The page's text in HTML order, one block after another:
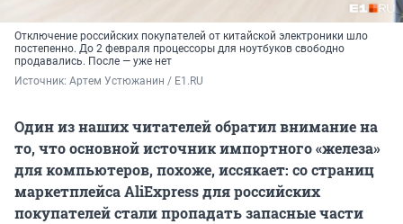
Отключение российских покупателей от китайской электроники шло
постепенно. До 2 февраля процессоры для ноутбуков свободно
продавались. После — уже нет
Источник: Артем Устюжанин / E1.RU
Один из наших читателей обратил внимание на
то, что основной источник импортного «железа»
для компьютеров, похоже, иссякает: со страниц
маркетплейса AliExpress для российских
покупателей стали пропадать запасные части